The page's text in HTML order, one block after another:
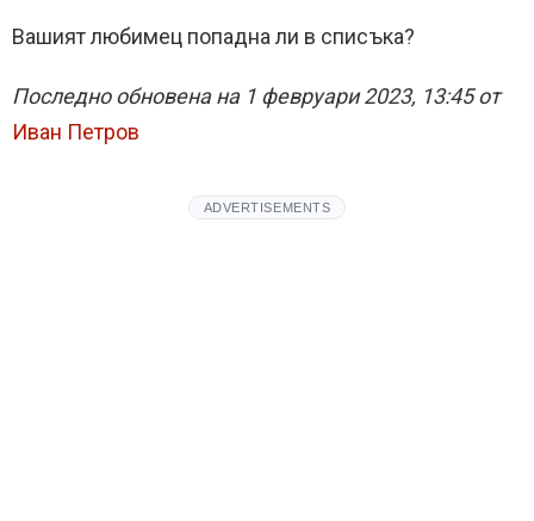
Вашият любимец попадна ли в списъка?
Последно обновена на 1 февруари 2023, 13:45 от
Иван Петров
ADVERTISEMENTS